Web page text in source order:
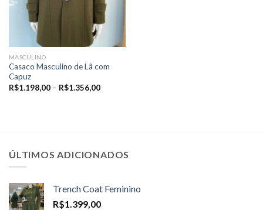
MASCULINO
Casaco Masculino de Lã com
Capuz
R$1.198,00 – R$1.356,00Price
ÚLTIMOS ADICIONADOS
Trench Coat Feminino
R$1.399,00